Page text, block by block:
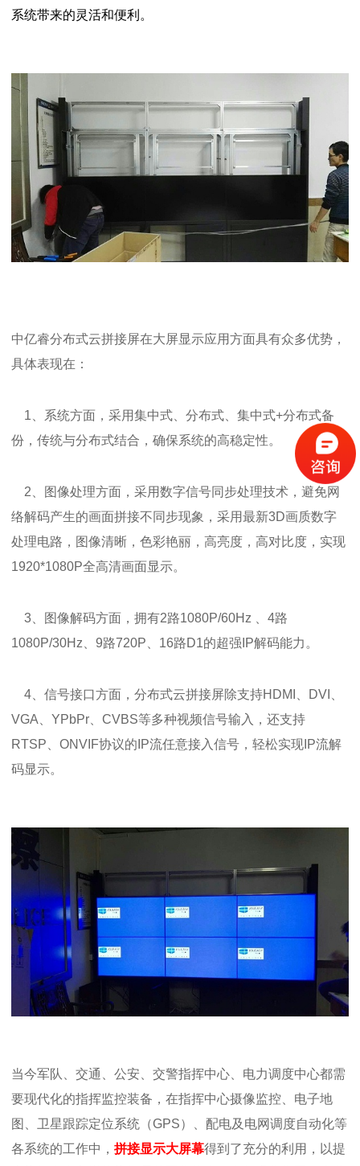
系统带来的灵活和便利。
中亿睿分布式云拼接屏在大屏显示应用方面具有众多优势，
具体表现在：
1、系统方面，采用集中式、分布式、集中式+分布式备
份，传统与分布式结合，确保系统的高稳定性。
2、图像处理方面，采用数字信号同步处理技术，避免网
络解码产生的画面拼接不同步现象，采用最新3D画质数字
处理电路，图像清晰，色彩艳丽，高亮度，高对比度，实现
1920*1080P全高清画面显示。
3、图像解码方面，拥有2路1080P/60Hz 、4路
1080P/30Hz、9路720P、16路D1的超强IP解码能力。
4、信号接口方面，分布式云拼接屏除支持HDMI、DVI、
VGA、YPbPr、CVBS等多种视频信号输入，还支持
RTSP、ONVIF协议的IP流任意接入信号，轻松实现IP流解
码显示。
当今军队、交通、公安、交警指挥中心、电力调度中心都需
要现代化的指挥监控装备，在指挥中心摄像监控、电子地
图、卫星跟踪定位系统（GPS）、配电及电网调度自动化等
各系统的工作中， 拼接显示大屏幕得到了充分的利用，以提